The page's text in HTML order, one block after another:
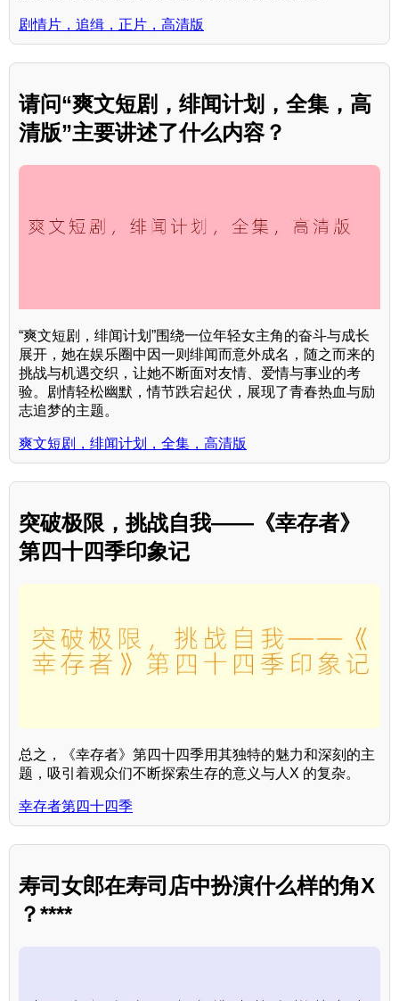
剧情片，追缉，正片，高清版
请问“爽文短剧，绯闻计划，全集，高
清版”主要讲述了什么内容？
“爽文短剧，绯闻计划”围绕一位年轻女主角的奋斗与成长
展开，她在娱乐圈中因一则绯闻而意外成名，随之而来的
挑战与机遇交织，让她不断面对友情、爱情与事业的考
验。剧情轻松幽默，情节跌宕起伏，展现了青春热血与励
志追梦的主题。
爽文短剧，绯闻计划，全集，高清版
突破极限，挑战自我——《幸存者》
第四十四季印象记
总之，《幸存者》第四十四季用其独特的魅力和深刻的主
题，吸引着观众们不断探索生存的意义与人X 的复杂。
幸存者第四十四季
寿司女郎在寿司店中扮演什么样的角X
？****